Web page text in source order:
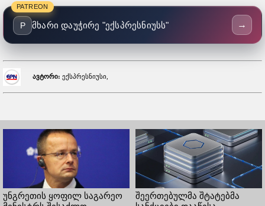
PATREON
P მხარი დაუჭირე "ექსპრესნიუსს" →
ავტორი: ექსპრესნიუსი,
უნგრეთის ყოფილ საგარეო
შეერთებულმა შტატებმა